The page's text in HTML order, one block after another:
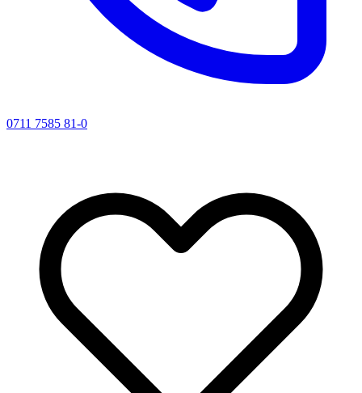
0711 7585 81-0